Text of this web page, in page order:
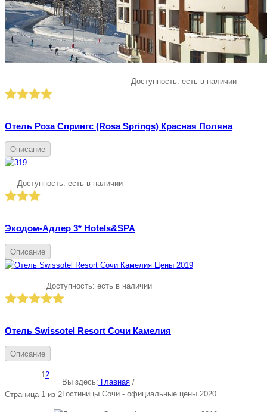
Доступность: есть в наличии
Отель Роза Спрингс (Rosa Springs) Красная Поляна
Описание
Доступность: есть в наличии
Экодом-Адлер 3* Hotels&SPA
Описание
Доступность: есть в наличии
Отель Swissotel Resort Сочи Камелия
Описание
12
Страница 1 из 2
Вы здесь: Главная /
Гостиницы Сочи - официальные цены 2020